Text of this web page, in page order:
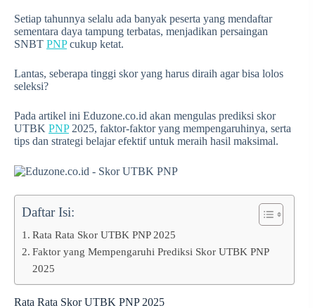
Setiap tahunnya selalu ada banyak peserta yang mendaftar
sementara daya tampung terbatas, menjadikan persaingan
SNBT PNPcukup ketat.
Lantas, seberapa tinggi skor yang harus diraih agar bisa lolos
seleksi?
Pada artikel ini Eduzone.co.id akan mengulas prediksi skor
UTBK PNP2025, faktor-faktor yang mempengaruhinya, serta
tips dan strategi belajar efektif untuk meraih hasil maksimal.
Daftar Isi:
Rata Rata Skor UTBK PNP 2025
Faktor yang Mempengaruhi Prediksi Skor UTBK PNP
2025
Rata Rata Skor UTBK PNP 2025